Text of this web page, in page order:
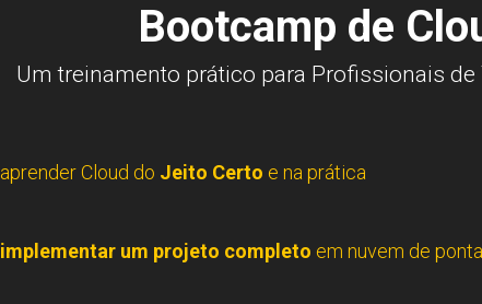
Um treinamento prático para Profissionais de
aprender Cloud do Jeito Certo e na prática
implementar um projeto completo em nuvem de
Bootcamp de